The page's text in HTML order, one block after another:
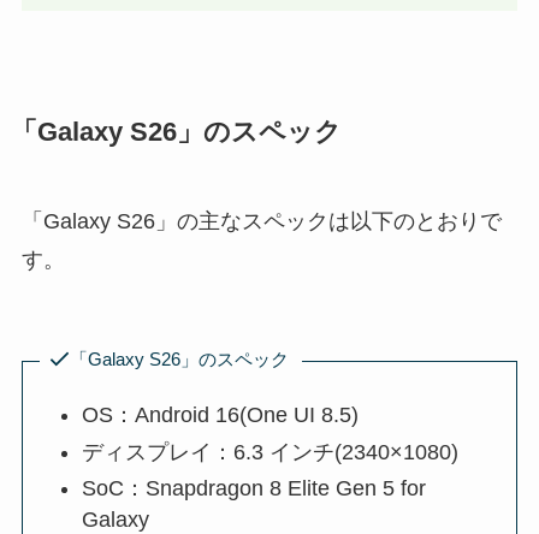
「Galaxy S26」のスペック
「Galaxy S26」の主なスペックは以下のとおりで
す。
「Galaxy S26」のスペック
OS：Android 16(One UI 8.5)
ディスプレイ：6.3 インチ(2340×1080)
SoC：Snapdragon 8 Elite Gen 5 for
Galaxy